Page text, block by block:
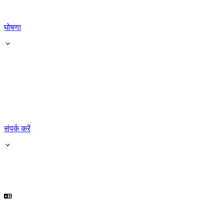
घोषणा
संपर्क करें